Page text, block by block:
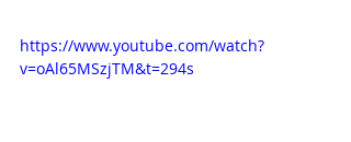
https://www.youtube.com/watch?
v=oAl65MSzjTM&t=294s